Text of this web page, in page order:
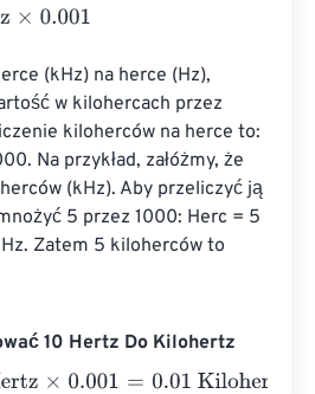
(kHz) na herce (Hz),
w kilohercach przez
kiloherców na herce to:
Na przykład, załóżmy, że
(kHz). Aby przeliczyć ją
5 przez 1000: Herc = 5
Zatem 5 kiloherców to
10 Hertz Do Kilohertz
0.001= 0.01 Kilohertz